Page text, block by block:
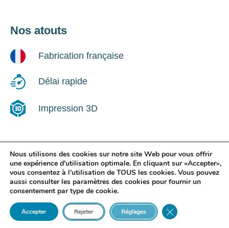
Nos atouts
Fabrication française
Délai rapide
Impression 3D
Suivez-nous !
LinkedIn
Nous utilisons des cookies sur notre site Web pour vous offrir
une expérience d'utilisation optimale. En cliquant sur «Accepter»,
vous consentez à l'utilisation de TOUS les cookies. Vous pouvez
aussi consulter les paramètres des cookies pour fournir un
consentement par type de cookie.
Accepter Rejeter Réglages Close GDPR